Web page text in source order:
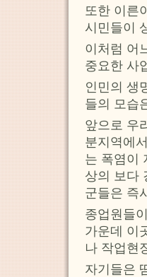
또한 이른
시민들이
이처럼 어
중요한 사
인민의 생
들의 모습
앞으로 우
분지역에
는 폭염이
상의 보다
군들은 즉
종업원들
가운데 이
나 작업현
자기들은